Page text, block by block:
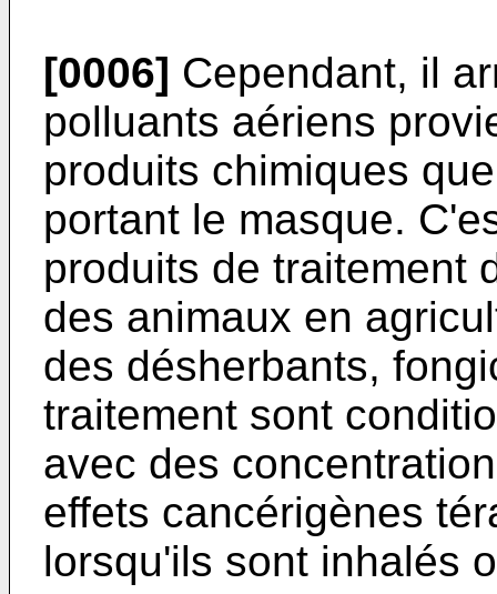
[0006] Cependant, il
polluants aériens
produits chimiques
portant le masque.
produits de traitement
des animaux en
des désherbants,
traitement sont
avec des
effets cancérigènes
lorsqu'ils sont inhalés